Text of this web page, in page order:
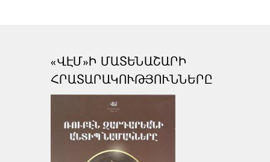
«ՎԷՄ»Ի ՄԱՏԵՆԱՇԱՐԻ
ՀՐԱՏԱՐԱԿՈՒԹՅՈՒՆՆԵՐԸ